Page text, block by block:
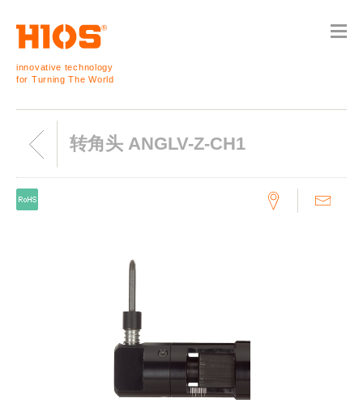
innovative technology
for Turning The World
转角头 ANGLV-Z-CH1